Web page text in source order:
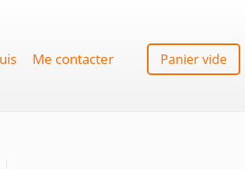
Panier vide
Me contacter